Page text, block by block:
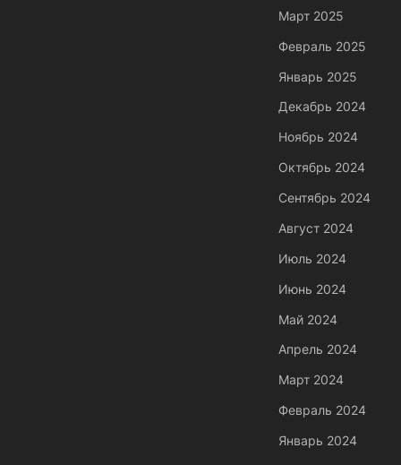
Март 2025
Февраль 2025
Январь 2025
Декабрь 2024
Ноябрь 2024
Октябрь 2024
Сентябрь 2024
Август 2024
Июль 2024
Июнь 2024
Май 2024
Апрель 2024
Март 2024
Февраль 2024
Январь 2024